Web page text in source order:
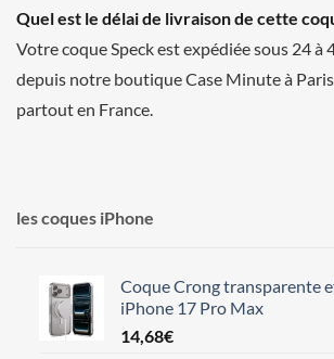
Quel est le délai de livraison de cette
Votre coque Speck est expédiée sous 24 à
depuis notre boutique Case Minute à
partout en France.
les coques iPhone
Coque Crong transparente
iPhone 17 Pro Max
14,68€